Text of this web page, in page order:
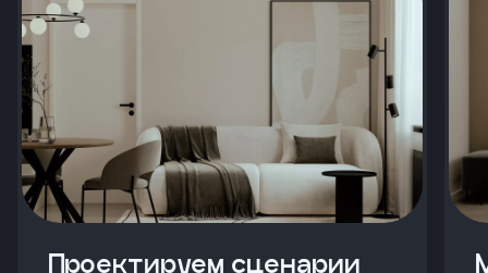
Проектируем сценарии
с
условиями
конфиденциальности